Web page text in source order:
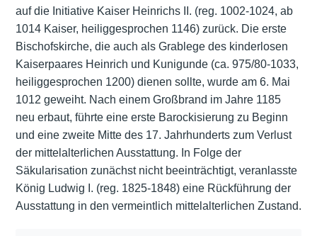
auf die Initiative Kaiser Heinrichs II. (reg. 1002-1024, ab
1014 Kaiser, heiliggesprochen 1146) zurück. Die erste
Bischofskirche, die auch als Grablege des kinderlosen
Kaiserpaares Heinrich und Kunigunde (ca. 975/80-1033,
heiliggesprochen 1200) dienen sollte, wurde am 6. Mai
1012 geweiht. Nach einem Großbrand im Jahre 1185
neu erbaut, führte eine erste Barockisierung zu Beginn
und eine zweite Mitte des 17. Jahrhunderts zum Verlust
der mittelalterlichen Ausstattung. In Folge der
Säkularisation zunächst nicht beeinträchtigt, veranlasste
König Ludwig I. (reg. 1825-1848) eine Rückführung der
Ausstattung in den vermeintlich mittelalterlichen Zustand.